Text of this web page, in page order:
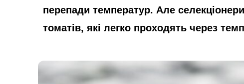
перепади температур. Але
томатів, які легко проходять через